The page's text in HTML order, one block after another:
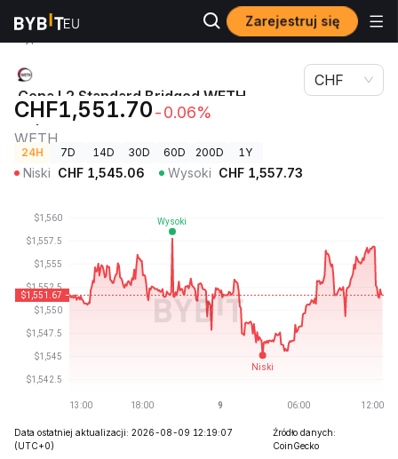
Zarejestruj się
Ceny
Cena L2 Standard Bridged WETH (Optimism)
Cena L2 Standard Bridged WETH
(Optimism)
WETH
CHF1,551.70-0.06%
CHF
24H 7D 14D 30D 60D 200D 1Y
Niski CHF 1,545.06 Wysoki CHF 1,557.73
Data ostatniej aktualizacji: 2026-08-09 12:19:07
(UTC+0)
Źródło danych:
CoinGecko